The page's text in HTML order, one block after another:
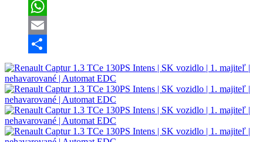
Facebook
WhatsApp
Email
Share